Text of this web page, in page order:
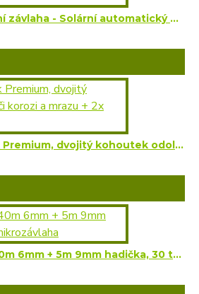
Automatická solární závlaha - Solární automatický zavlažovací systém 50+5 metrů, 50 kapačů
Zahradní kohoutek Premium, dvojitý kohoutek odolný vůči korozi a mrazu + 2x přípojky
Zavlažovací sada 40m 6mm + 5m 9mm hadička, 30 trysek, mikrozávlaha